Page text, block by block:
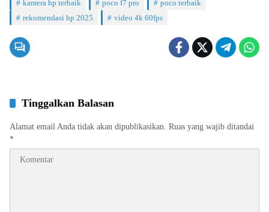
kamera hp terbaik
poco f7 pro
poco terbaik
rekomendasi hp 2025
video 4k 60fps
Tinggalkan Balasan
Alamat email Anda tidak akan dipublikasikan. Ruas yang wajib ditandai
*